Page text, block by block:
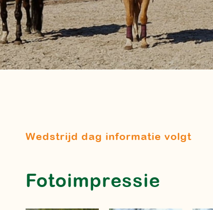
Wedstrijd dag informatie volgt
Fotoimpressie